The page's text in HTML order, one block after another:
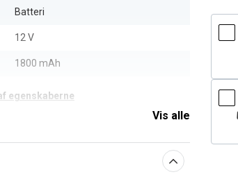
Batteri
12 V
1800 mAh
egenskaberne
Vis alle